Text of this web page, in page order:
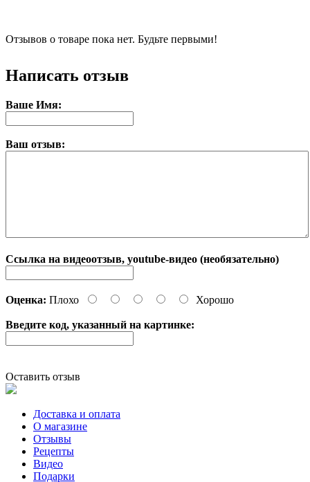
Отзывов о товаре пока нет. Будьте первыми!
Написать отзыв
Ваше Имя:
Ваш отзыв:
Ссылка на видеоотзыв, youtube-видео (необязательно)
Оценка: Плохо Хорошо
Введите код, указанный на картинке:
Оставить отзыв
Доставка и оплата
О магазине
Отзывы
Рецепты
Видео
Подарки